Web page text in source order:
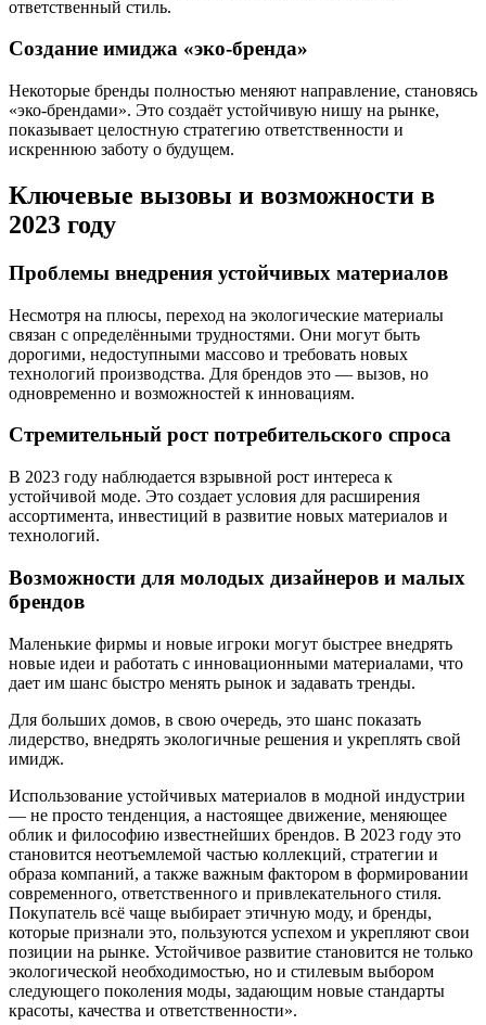
ответственный стиль.
Создание имиджа «эко-бренда»
Некоторые бренды полностью меняют направление, становясь
«эко-брендами». Это создаёт устойчивую нишу на рынке,
показывает целостную стратегию ответственности и
искреннюю заботу о будущем.
Ключевые вызовы и возможности в
2023 году
Проблемы внедрения устойчивых материалов
Несмотря на плюсы, переход на экологические материалы
связан с определёнными трудностями. Они могут быть
дорогими, недоступными массово и требовать новых
технологий производства. Для брендов это — вызов, но
одновременно и возможностей к инновациям.
Стремительный рост потребительского спроса
В 2023 году наблюдается взрывной рост интереса к
устойчивой моде. Это создает условия для расширения
ассортимента, инвестиций в развитие новых материалов и
технологий.
Возможности для молодых дизайнеров и малых
брендов
Маленькие фирмы и новые игроки могут быстрее внедрять
новые идеи и работать с инновационными материалами, что
дает им шанс быстро менять рынок и задавать тренды.
Для больших домов, в свою очередь, это шанс показать
лидерство, внедрять экологичные решения и укреплять свой
имидж.
Использование устойчивых материалов в модной индустрии
— не просто тенденция, а настоящее движение, меняющее
облик и философию известнейших брендов. В 2023 году это
становится неотъемлемой частью коллекций, стратегии и
образа компаний, а также важным фактором в формировании
современного, ответственного и привлекательного стиля.
Покупатель всё чаще выбирает этичную моду, и бренды,
которые признали это, пользуются успехом и укрепляют свои
позиции на рынке. Устойчивое развитие становится не только
экологической необходимостью, но и стилевым выбором
следующего поколения моды, задающим новые стандарты
красоты, качества и ответственности».